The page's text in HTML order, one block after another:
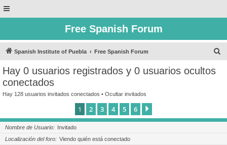
Free Spanish Forum
Spanish Institute of Puebla Free Spanish Forum
Hay 0 usuarios registrados y 0 usuarios ocultos
conectados
Hay 128 usuarios invitados conectados • Ocultar invitados
1 2 3 4 5 6
Nombre de Usuario
Invitado
Localización del foro
Viendo quién está conectado